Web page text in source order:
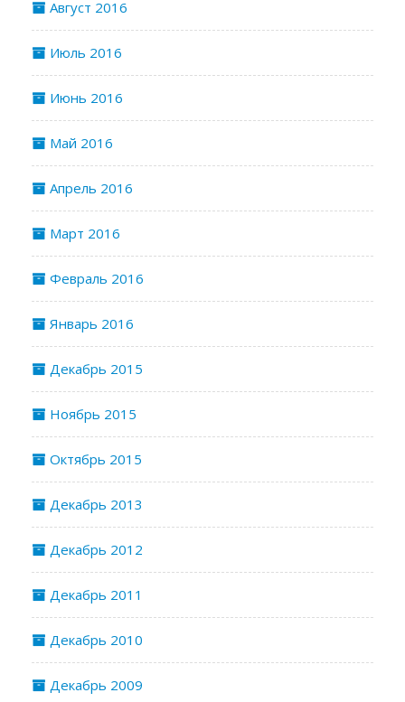
Август 2016
Июль 2016
Июнь 2016
Май 2016
Апрель 2016
Март 2016
Февраль 2016
Январь 2016
Декабрь 2015
Ноябрь 2015
Октябрь 2015
Декабрь 2013
Декабрь 2012
Декабрь 2011
Декабрь 2010
Декабрь 2009